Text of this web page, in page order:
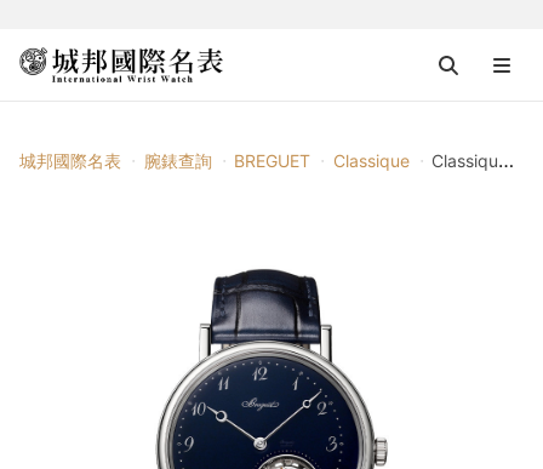
城邦國際名表 腕錶查詢 BREGUET Classique Classique Tourbillon Extra-Plat 5367